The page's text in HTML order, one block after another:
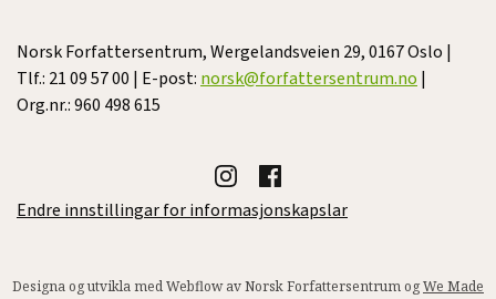
Norsk Forfattersentrum, Wergelandsveien 29, 0167 Oslo |
Tlf.: 21 09 57 00 | E-post: norsk@forfattersentrum.no |
Org.nr.: 960 498 615
Endre innstillingar for informasjonskapslar
Designa og utvikla med Webflow av Norsk Forfattersentrum ogWe Made